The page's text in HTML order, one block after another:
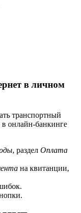
в личном
транспортный
онлайн-банкинге
, раздел Оплата
на квитанции,